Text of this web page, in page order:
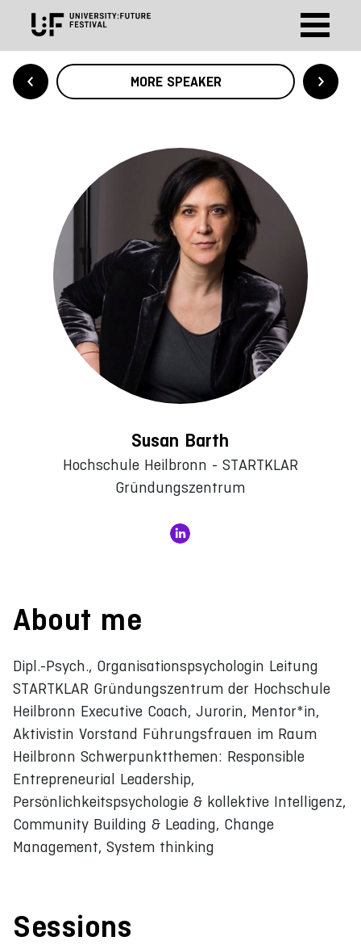
MORE SPEAKER
Susan Barth
Hochschule Heilbronn - STARTKLAR
Gründungszentrum
About me
Dipl.-Psych., Organisationspsychologin Leitung
STARTKLAR Gründungszentrum der Hochschule
Heilbronn Executive Coach, Jurorin, Mentor*in,
Aktivistin Vorstand Führungsfrauen im Raum
Heilbronn Schwerpunktthemen: Responsible
Entrepreneurial Leadership,
Persönlichkeitspsychologie & kollektive Intelligenz,
Community Building & Leading, Change
Management, System thinking
Sessions